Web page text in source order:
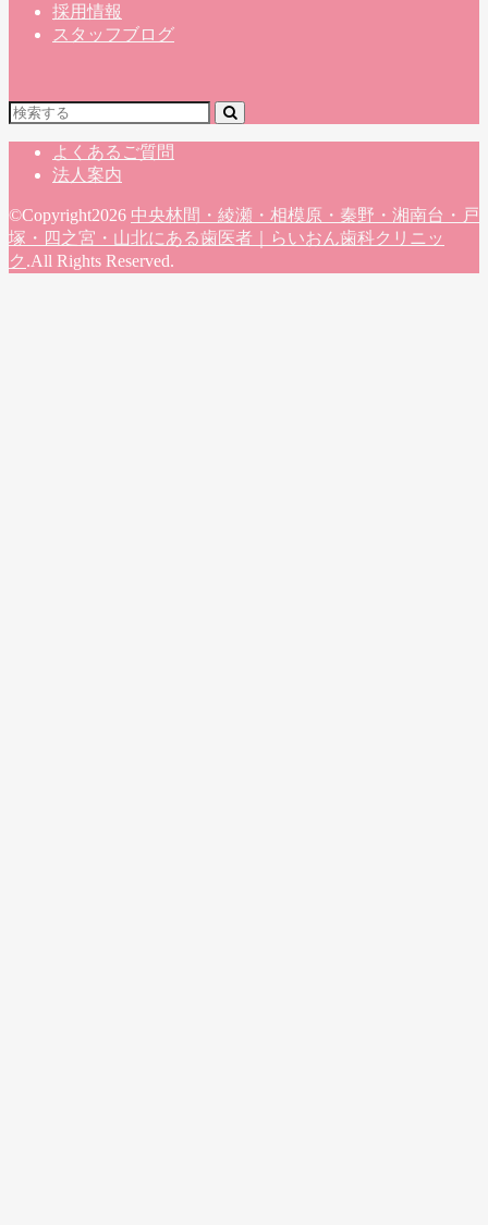
採用情報
スタッフブログ
よくあるご質問
法人案内
©Copyright2026 中央林間・綾瀬・相模原・秦野・湘南台・戸
塚・四之宮・山北にある歯医者｜らいおん歯科クリニッ
ク .All Rights Reserved.